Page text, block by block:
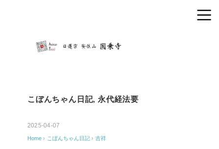
こぼんちゃん日記, 永代経法要
2025-04-07
Home › こぼんちゃん日記 › 吉祥